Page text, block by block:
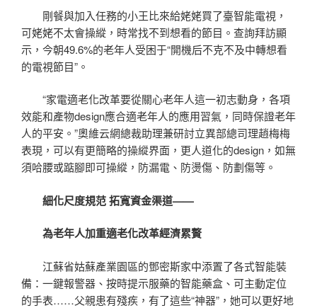
剛餐與加入任務的小王比來給姥姥買了臺智能電視，
可姥姥不太會操縱，時常找不到想看的節目。查詢拜訪顯
示，今朝49.6%的老年人受困于“開機后不克不及中轉想看
的電視節目”。
“家電適老化改革要從關心老年人這一初志動身，各項
效能和產物design應合適老年人的應用習氣，同時保證老年
人的平安。”奧維云網總裁助理兼研討立異部總司理趙梅梅
表現，可以有更簡略的操縱界面，更人道化的design，如無
須哈腰或踮腳即可操縱，防漏電、防燙傷、防劃傷等。
細化尺度規范 拓寬資金渠道——
為老年人加重適老化改革經濟累贅
江蘇省姑蘇產業園區的鄧密斯家中添置了各式智能裝
備：一鍵報警器、按時提示服藥的智能藥盒、可主動定位
的手表……父親患有殘疾，有了這些“神器”，她可以更好地